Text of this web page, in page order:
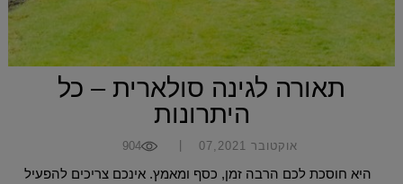
תאורה לגינה סולארית – כל
היתרונות
אוקטובר 07,2021 904
היא חוסכת לכם הרבה זמן, כסף ומאמץ. אינכם צריכים להפעיל